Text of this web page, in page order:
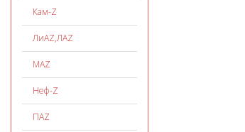
Кам-Z
ЛиАZ,ЛАZ
МАZ
Неф-Z
ПАZ